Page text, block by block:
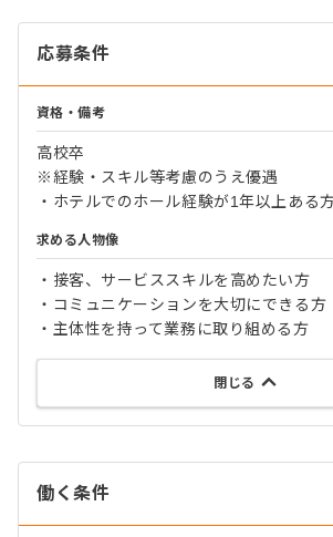
応募条件
資格・備考
高校卒
※経験・スキル等考慮のうえ優遇
・ホテルでのホール経験が1年以上ある
求める人物像
・接客、サービススキルを高めたい方
・コミュニケーションを大切にできる方
・主体性を持って業務に取り組める方
閉じる
働く条件